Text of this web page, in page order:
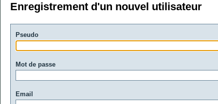
Enregistrement d'un nouvel utilisateur
Pseudo
Mot de passe
Email